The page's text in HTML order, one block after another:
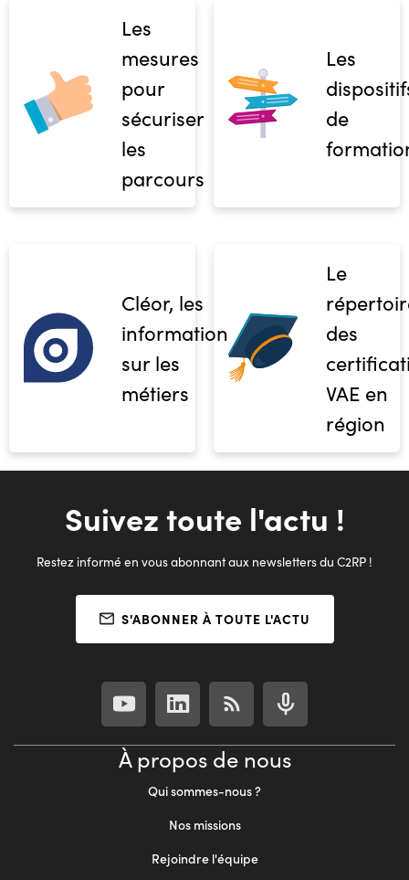
Les
mesures
pour
sécuriser
les
parcours
Les
de
Cléor, les
informations
sur les
métiers
Le
des
VAE en
région
Suivez toute l'actu !
Restez informé en vous abonnant aux newsletters du C2RP !
S'ABONNER À TOUTE L'ACTU
À propos de nous
Qui sommes-nous ?
Nos missions
Rejoindre l'équipe